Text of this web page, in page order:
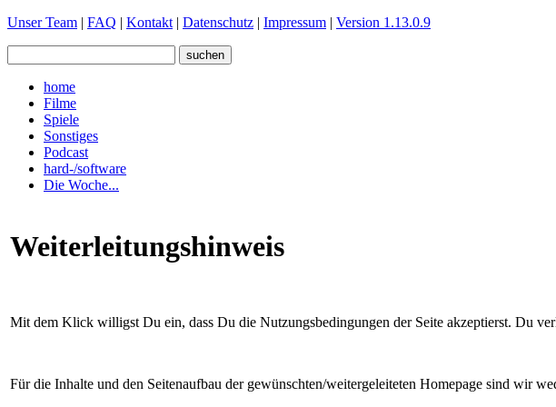
Unser Team | FAQ | Kontakt | Datenschutz | Impressum | Version 1.13.0.9
home
Filme
Spiele
Sonstiges
Podcast
hard-/software
Die Woche...
Weiterleitungshinweis
Mit dem Klick willigst Du ein, dass Du die Nutzungsbedingungen der Seite akzeptierst. Du
Für die Inhalte und den Seitenaufbau der gewünschten/weitergeleiteten Homepage sind wir